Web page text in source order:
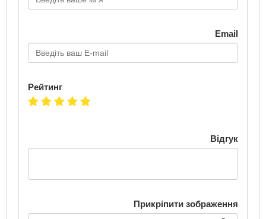
Email
Рейтинг
Відгук
Прикріпити зображення